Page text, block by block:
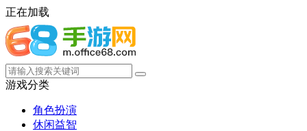
正在加载
游戏分类
角色扮演
休闲益智